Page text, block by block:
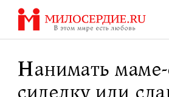
Перейти
содержанию
Нанимать
сиделку или